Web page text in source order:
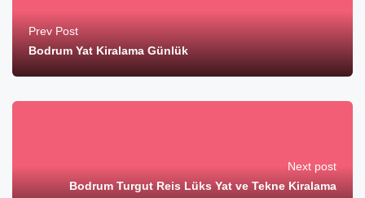
Prev Post
Bodrum Yat Kiralama Günlük
Next post
Bodrum Turgut Reis Lüks Yat ve Tekne Kiralama